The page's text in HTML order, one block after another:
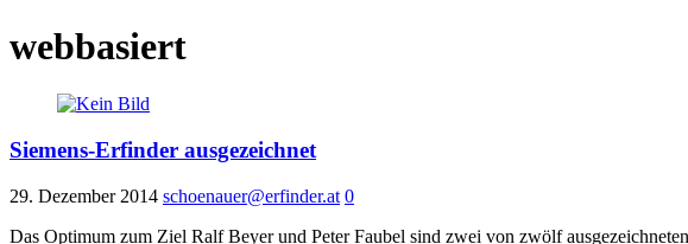
webbasiert
Siemens-Erfinder ausgezeichnet
29. Dezember 2014 schoenauer@erfinder.at 0
Das Optimum zum Ziel Ralf Beyer und Peter Faubel sind zwei von zwölf